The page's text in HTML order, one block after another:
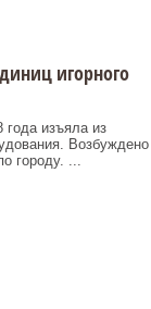
игорного
изъяла из
Возбуждено
городу. ...